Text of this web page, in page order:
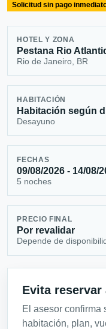
Solicitud sin pago
HOTEL Y ZONA
Pestana Rio
Rio de Janeiro, BR
HABITACIÓN
Habitación según
Desayuno
FECHAS
09/08/2026 - 14/08/
5 noches
PRECIO FINAL
Por revalidar
Depende de
Evita reservar
El asesor confirma
habitación, plan,